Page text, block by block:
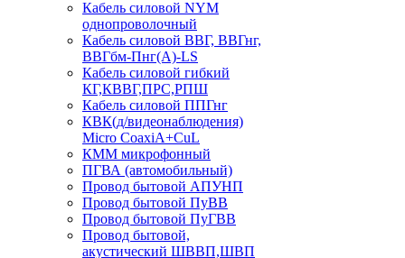
Кабель силовой NYM
однопроволочный
Кабель силовой ВВГ, ВВГнг,
ВВГбм-Пнг(А)-LS
Кабель силовой гибкий
КГ,КВВГ,ПРС,РПШ
Кабель силовой ППГнг
КВК(д/видеонаблюдения)
Micro CoaxiA+CuL
КММ микрофонный
ПГВА (автомобильный)
Провод бытовой АПУНП
Провод бытовой ПуВВ
Провод бытовой ПуГВВ
Провод бытовой,
акустический ШВВП,ШВП